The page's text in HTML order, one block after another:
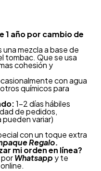
1 año por cambio de
una mezcla a base de
tombac. Que se usa
cohesión y
con agua
químicos para
1-2 días hábiles
de pedidos,
variar)
con un toque extra
Regalo.
mi orden en línea?
Whatsapp y te